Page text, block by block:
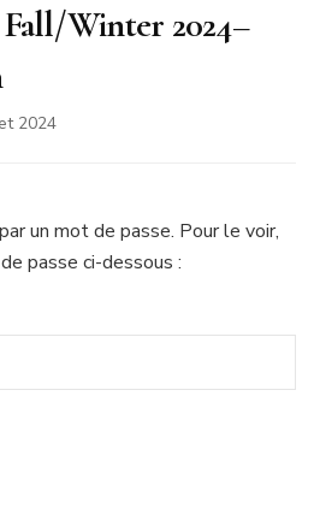
Winter 2024–
2024
un mot de passe. Pour le voir,
passe ci-dessous :